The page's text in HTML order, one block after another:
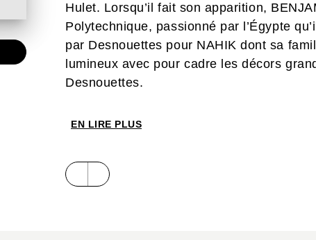
Hulet. Lorsqu’il fait son apparition,
Polytechnique, passionné par l’Égypte
par Desnouettes pour NAHIK dont sa
lumineux avec pour cadre les décors
Desnouettes.
EN LIRE PLUS